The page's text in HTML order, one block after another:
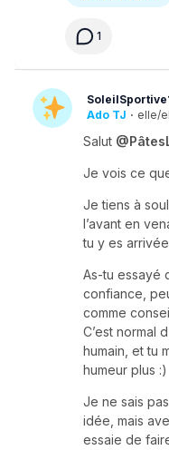
1
Ado TJ · elle/
Salut
Je vois ce
Je tiens à
l’avant en
tu y es
As-tu essayé
confiance,
comme
C’est normal
humain, et tu
humeur plus :)
Je ne sais
idée, mais
essaie de